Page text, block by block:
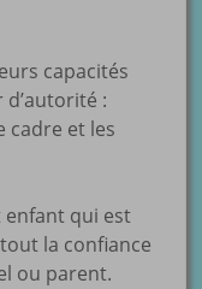
capacités
:
cadre et les
enfant qui est
la confiance
ou parent.